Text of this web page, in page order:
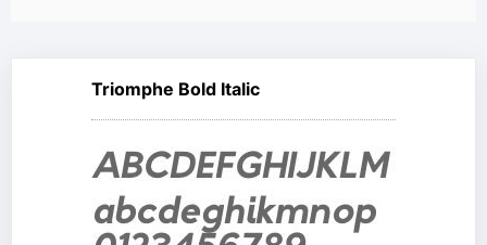
Triomphe Bold Italic